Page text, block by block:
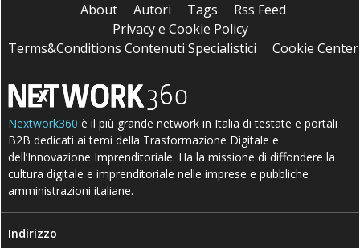
About Autori Tags
Rss Feed
Privacy e Cookie Policy
Terms&Conditions Contenuti Specialistici
Cookie Center
Nextwork360 è il più grande network in Italia di testate e portali
B2B dedicati ai temi della Trasformazione Digitale e
dell’Innovazione Imprenditoriale. Ha la missione di diffondere la
cultura digitale e imprenditoriale nelle imprese e pubbliche
amministrazioni italiane.
Indirizzo